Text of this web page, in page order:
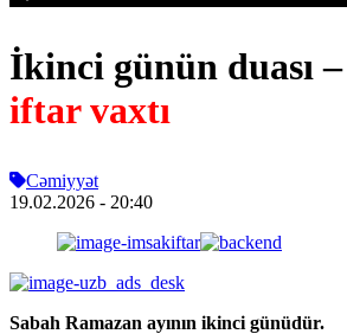
İkinci günün duası –
iftar vaxtı
Cəmiyyət
19.02.2026 - 20:40
Sabah Ramazan ayının ikinci günüdür.